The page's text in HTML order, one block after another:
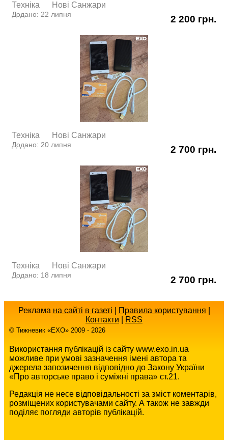
Техніка Нові Cанжари
Додано: 22 липня 2 200 грн.
Техніка Нові Cанжари
Додано: 20 липня 2 700 грн.
Техніка Нові Cанжари
Додано: 18 липня 2 700 грн.
Реклама на сайті в газеті Правила користування
Контакти
RSS
© Тижневик «EХO» 2009 - 2026
Використання публікацій із сайту www.exo.in.ua
можливе при умові зазначення імені автора та
джерела запозичення відповідно до Закону України
«Про авторське право і суміжні права» ст.21.
Редакція не несе відповідальності за зміст коментарів,
розміщених користувачами сайту. А також не завжди
поділяє погляди авторів публікацій.